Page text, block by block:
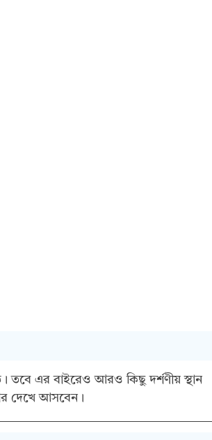
তবে এর বাইরেও আরও কিছু দর্শণীয় স্থান
দেখে আসবেন।